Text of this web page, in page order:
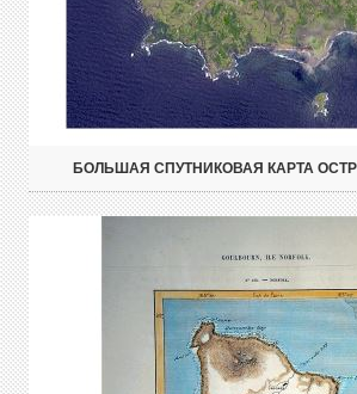
БОЛЬШАЯ СПУТНИКОВАЯ КАРТА